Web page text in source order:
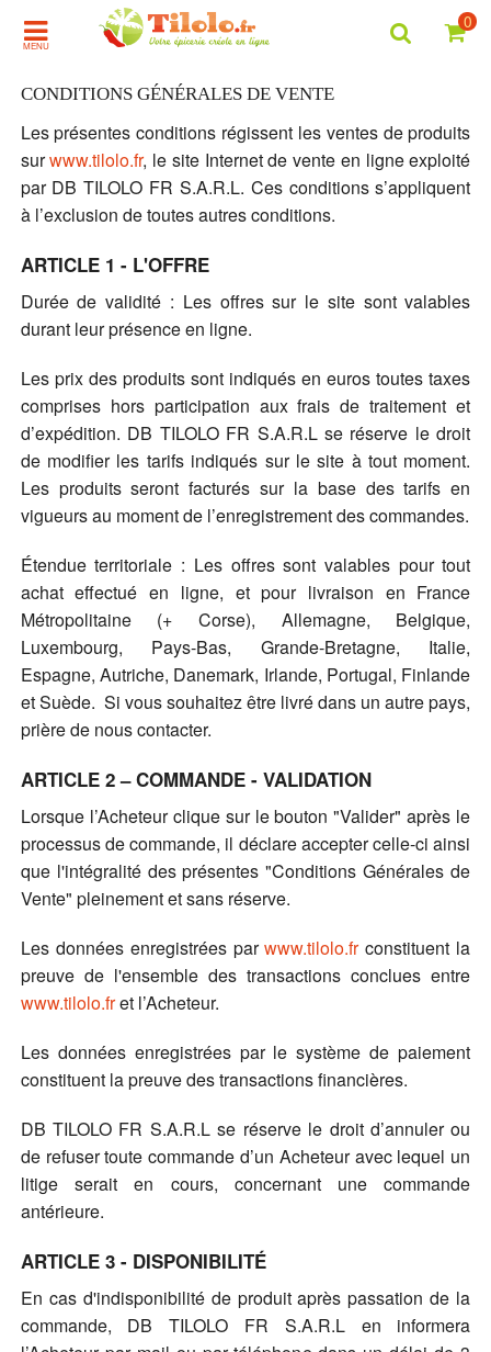
MENU
0
CONDITIONS GÉNÉRALES DE VENTE
Les présentes conditions régissent les ventes de produits
surwww.tilolo.fr, le site Internet de vente en ligne exploité
par DB TILOLO FR S.A.R.L. Ces conditions s’appliquent
à l’exclusion de toutes autres conditions.
ARTICLE 1 - L'OFFRE
Durée de validité : Les offres sur le site sont valables
durant leur présence en ligne.
Les prix des produits sont indiqués en euros toutes taxes
comprises hors participation aux frais de traitement et
d’expédition. DB TILOLO FR S.A.R.L se réserve le droit
de modifier les tarifs indiqués sur le site à tout moment.
Les produits seront facturés sur la base des tarifs en
vigueurs au moment de l’enregistrement des commandes.
Étendue territoriale : Les offres sont valables pour tout
achat effectué en ligne, et pour livraison en France
Métropolitaine (+ Corse), Allemagne, Belgique,
Luxembourg, Pays-Bas, Grande-Bretagne, Italie,
Espagne, Autriche, Danemark, Irlande, Portugal, Finlande
et Suède. Si vous souhaitez être livré dans un autre pays,
prière de nous contacter.
ARTICLE 2 – COMMANDE - VALIDATION
Lorsque l’Acheteur clique sur le bouton "Valider" après le
processus de commande, il déclare accepter celle-ci ainsi
que l'intégralité des présentes "Conditions Générales de
Vente" pleinement et sans réserve.
Les données enregistrées parwww.tilolo.frconstituent la
preuve de l'ensemble des transactions conclues entre
www.tilolo.fret l’Acheteur.
Les données enregistrées par le système de paiement
constituent la preuve des transactions financières.
DB TILOLO FR S.A.R.L se réserve le droit d’annuler ou
de refuser toute commande d’un Acheteur avec lequel un
litige serait en cours, concernant une commande
antérieure.
ARTICLE 3 - DISPONIBILITÉ
En cas d'indisponibilité de produit après passation de la
commande, DB TILOLO FR S.A.R.L en informera